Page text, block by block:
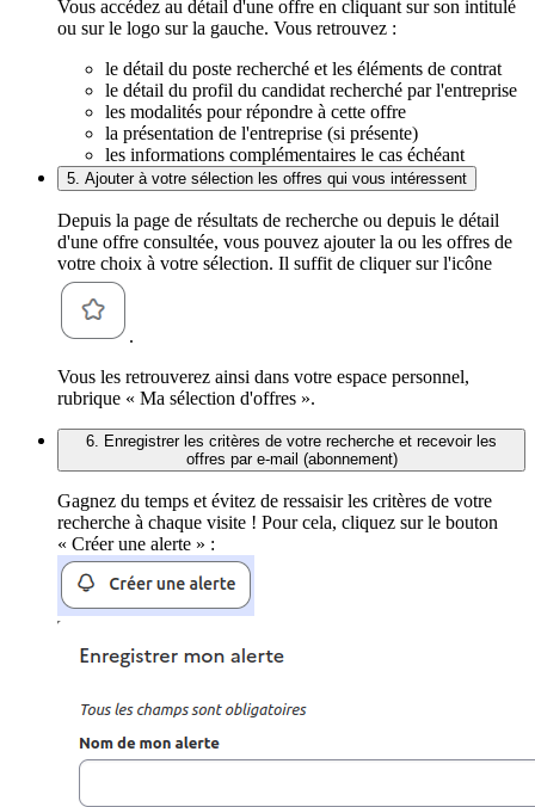
Vous accédez au détail d'une offre en cliquant sur son intitulé
ou sur le logo sur la gauche. Vous retrouvez :
le détail du poste recherché et les éléments de contrat
le détail du profil du candidat recherché par l'entreprise
les modalités pour répondre à cette offre
la présentation de l'entreprise (si présente)
les informations complémentaires le cas échéant
5. Ajouter à votre sélection les offres qui vous intéressent
Depuis la page de résultats de recherche ou depuis le détail
d'une offre consultée, vous pouvez ajouter la ou les offres de
votre choix à votre sélection. Il suffit de cliquer sur l'icône
.
Vous les retrouverez ainsi dans votre espace personnel,
rubrique « Ma sélection d'offres ».
6. Enregistrer les critères de votre recherche et recevoir les
offres par e-mail (abonnement)
Gagnez du temps et évitez de ressaisir les critères de votre
recherche à chaque visite ! Pour cela, cliquez sur le bouton
« Créer une alerte » :